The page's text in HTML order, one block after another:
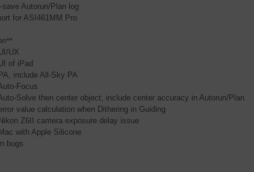
save Autorun/Plan log
for ASI461MM Pro
UX
of iPad
include All-Sky PA
Focus
Solve then center object, include center accuracy in Autorun/Plan
value calculation when Dithering in Guiding
Z6II camera exposure delay issue
with Apple Silicone
bugs